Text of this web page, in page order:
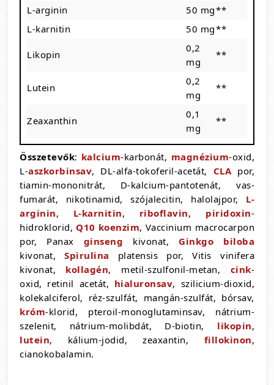
L-arginin
50 mg**
L-karnitin
50 mg**
Likopin
0,2
mg
**
Lutein
0,2
mg
**
Zeaxanthin
0,1
mg
**
Összetevők: kalcium-karbonát, magnézium-oxid,
L-aszkorbinsav, DL-alfa-tokoferil-acetát, CLApor,
tiamin-mononitrát, D-kalcium-pantotenát, vas-
fumarát, nikotinamid, szójalecitin, halolajpor, L-
arginin, L-karnitin, riboflavin, piridoxin-
hidroklorid, Q10 koenzim, Vaccinium macrocarpon
por, Panax ginseng kivonat, Ginkgo biloba
kivonat,Spirulina platensis por, Vitis vinifera
kivonat, kollagén, metil-szulfonil-metan, cink-
oxid, retinil acetát, hialuronsav, szilicium-dioxid,
kolekalciferol, réz-szulfát, mangán-szulfát, bórsav,
króm-klorid, pteroil-monoglutaminsav, nátrium-
szelenit, nátrium-molibdát, D-biotin, likopin,
lutein, kálium-jodid, zeaxantin, fillokinon,
cianokobalamin.